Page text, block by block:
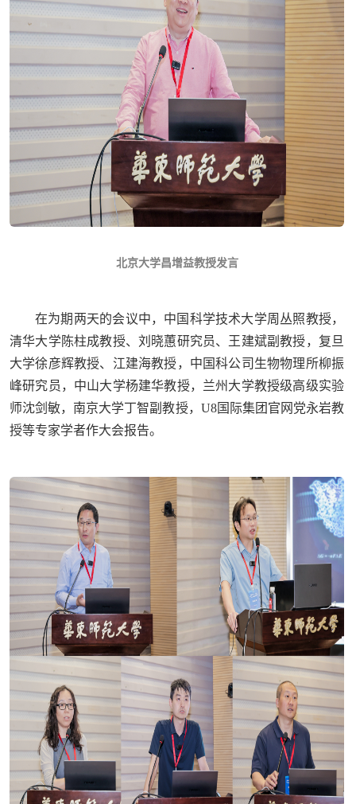
北京大学昌增益教授发言
在为期两天的会议中，中国科学技术大学周丛照教授，
清华大学陈柱成教授、刘晓蕙研究员、王建斌副教授，复旦
大学徐彦辉教授、江建海教授，中国科公司生物物理所柳振
峰研究员，中山大学杨建华教授，兰州大学教授级高级实验
师沈剑敏，南京大学丁智副教授，U8国际集团官网党永岩教
授等专家学者作大会报告。